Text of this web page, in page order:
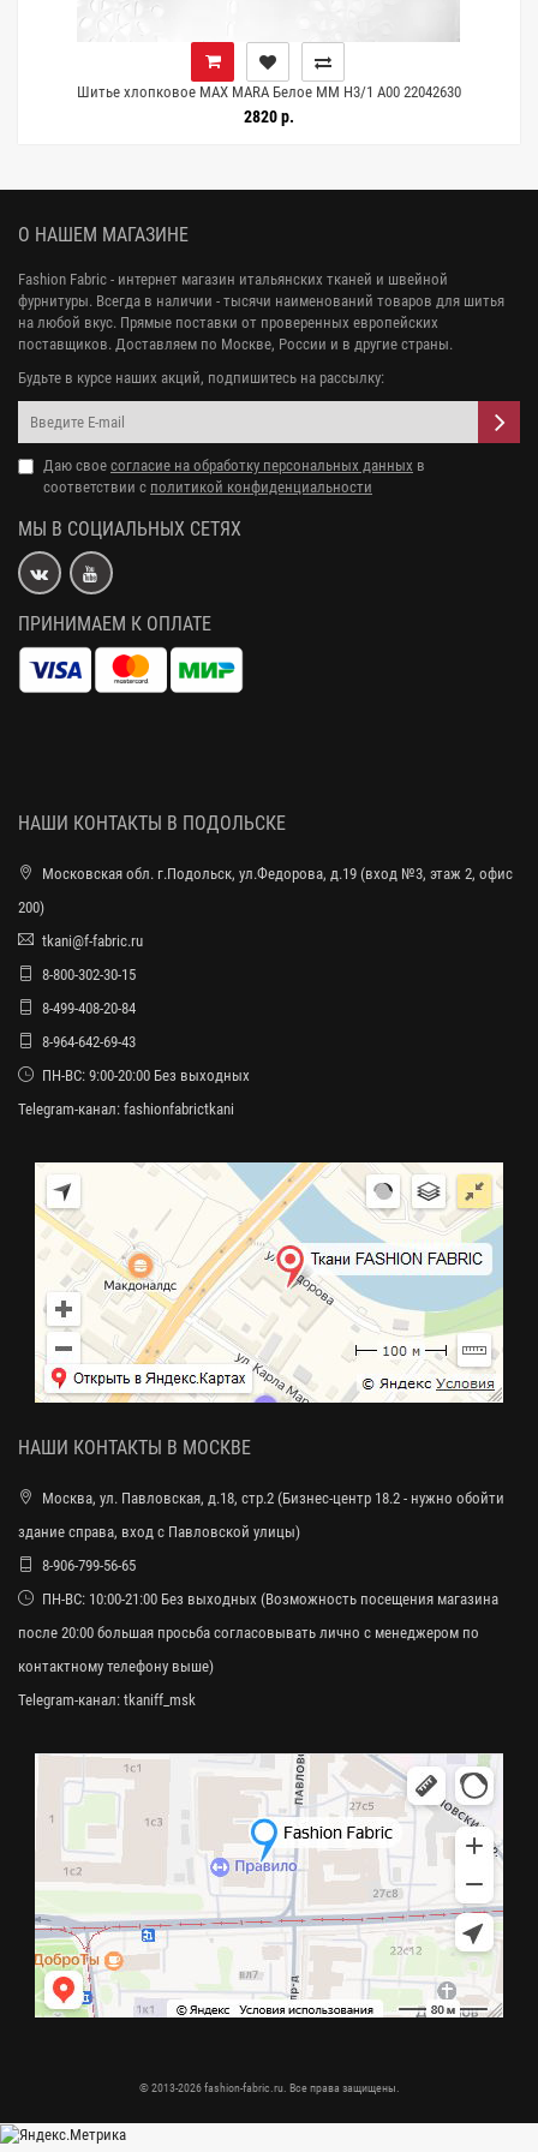
Шитье хлопковое MAX MARA Белое MM H3/1 A00 22042630
2820 р.
О НАШЕМ МАГАЗИНЕ
Fashion Fabric - интернет магазин итальянских тканей и швейной
фурнитуры. Всегда в наличии - тысячи наименований товаров для шитья
на любой вкус. Прямые поставки от проверенных европейских
поставщиков. Доставляем по Москве, России и в другие страны.
Будьте в курсе наших акций, подпишитесь на рассылку:
Даю свое согласие на обработку персональных данных в
соответствии с политикой конфиденциальности
МЫ В СОЦИАЛЬНЫХ СЕТЯХ
ПРИНИМАЕМ К ОПЛАТЕ
НАШИ КОНТАКТЫ В ПОДОЛЬСКЕ
Московская обл. г.Подольск, ул.Федорова, д.19 (вход №3, этаж 2, офис
200)
tkani@f-fabric.ru
8-800-302-30-15
8-499-408-20-84
8-964-642-69-43
ПН-ВС: 9:00-20:00 Без выходных
Telegram-канал: fashionfabrictkani
НАШИ КОНТАКТЫ В МОСКВЕ
Москва, ул. Павловская, д.18, стр.2 (Бизнес-центр 18.2 - нужно обойти
здание справа, вход с Павловской улицы)
8-906-799-56-65
ПН-ВС: 10:00-21:00 Без выходных (Возможность посещения магазина
после 20:00 большая просьба согласовывать лично с менеджером по
контактному телефону выше)
Telegram-канал: tkaniff_msk
© 2013-2026 fashion-fabric.ru. Все права защищены.